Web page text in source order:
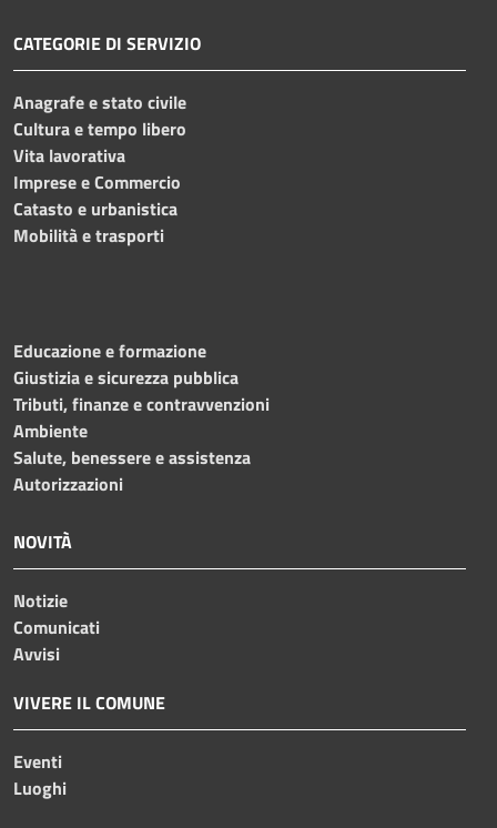
CATEGORIE DI SERVIZIO
Anagrafe e stato civile
Cultura e tempo libero
Vita lavorativa
Imprese e Commercio
Catasto e urbanistica
Mobilità e trasporti
Educazione e formazione
Giustizia e sicurezza pubblica
Tributi, finanze e contravvenzioni
Ambiente
Salute, benessere e assistenza
Autorizzazioni
NOVITÀ
Notizie
Comunicati
Avvisi
VIVERE IL COMUNE
Eventi
Luoghi